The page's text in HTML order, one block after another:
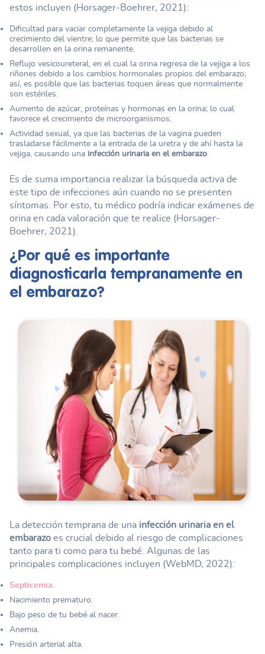
estos incluyen (Horsager-Boehrer, 2021):
Dificultad para vaciar completamente la vejiga debido al
crecimiento del vientre; lo que permite que las bacterias se
desarrollen en la orina remanente.
Reflujo vesicoureteral, en el cual la orina regresa de la vejiga a los
riñones debido a los cambios hormonales propios del embarazo;
así, es posible que las bacterias toquen áreas que normalmente
son estériles.
Aumento de azúcar, proteínas y hormonas en la orina; lo cual
favorece el crecimiento de microorganismos.
Actividad sexual, ya que las bacterias de la vagina pueden
trasladarse fácilmente a la entrada de la uretra y de ahí hasta la
vejiga, causando una infección urinaria en el embarazo
Es de suma importancia realizar la búsqueda activa de
este tipo de infecciones aún cuando no se presenten
síntomas. Por esto, tu médico podría indicar exámenes de
orina en cada valoración que te realice (‌Horsager-
Boehrer, 2021).
¿Por qué es importante
diagnosticarla tempranamente en
el embarazo?
La detección temprana de una infección urinaria en el
embarazo es crucial debido al riesgo de complicaciones
tanto para ti como para tu bebé. Algunas de las
principales complicaciones incluyen (WebMD, 2022):
Septicemia
Nacimiento prematuro.
Bajo peso de tu bebé al nacer.
Anemia.
Presión arterial alta.